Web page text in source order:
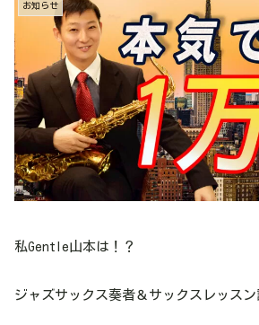
お知らせ
私Gentle山本は！？
ジャズサックス奏者＆サックスレッスン